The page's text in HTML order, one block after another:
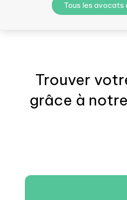
Tous les avocats
Trouver
grâce à